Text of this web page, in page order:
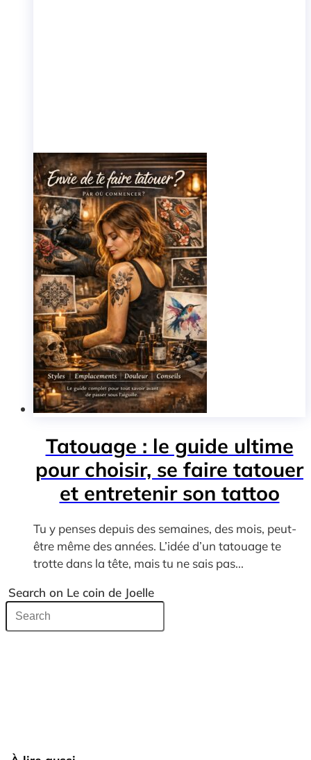
Tatouage : le guide ultime
pour choisir, se faire tatouer
et entretenir son tattoo
Tu y penses depuis des semaines, des mois, peut-
être même des années. L’idée d’un tatouage te
trotte dans la tête, mais tu ne sais pas...
Search on Le coin de Joelle